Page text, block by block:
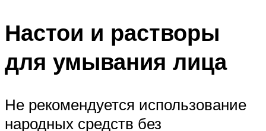
Настои и растворы
для умывания лица
Не рекомендуется использование
народных средств без